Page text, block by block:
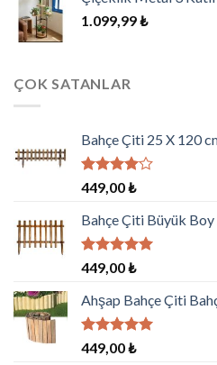
1.099,99₺
ÇOK SATANLAR
Bahçe Çiti 25 X 120
5
üzerinden
4.00
oy
aldı
449,00₺
Bahçe Çiti Büyük
5 üzerinden
5.00oy
aldı
449,00₺
Ahşap Bahçe Çiti
5 üzerinden
5.00oy
449,00₺